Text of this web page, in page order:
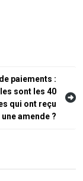
paiements :
sont les 40
qui ont reçu
une amende ?